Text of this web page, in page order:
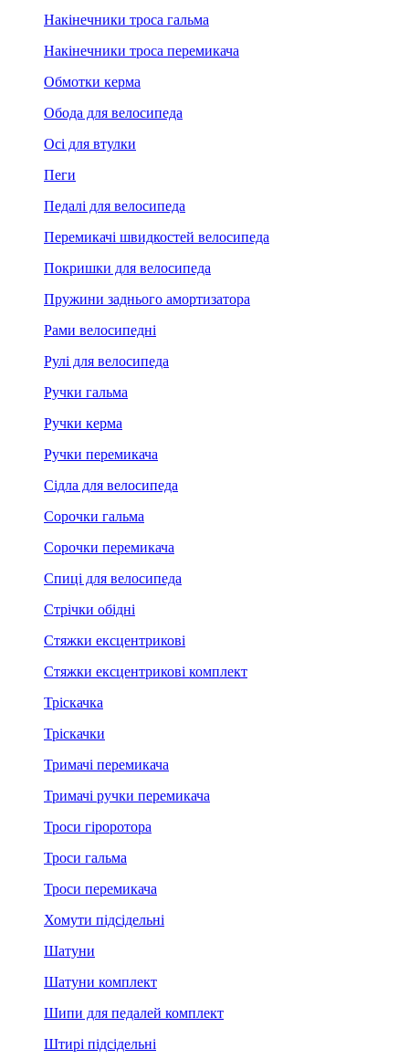
Накінечники троса гальма
Накінечники троса перемикача
Обмотки керма
Обода для велосипеда
Осі для втулки
Пеги
Педалі для велосипеда
Перемикачі швидкостей велосипеда
Покришки для велосипеда
Пружини заднього амортизатора
Рами велосипедні
Рулі для велосипеда
Ручки гальма
Ручки керма
Ручки перемикача
Сідла для велосипеда
Сорочки гальма
Сорочки перемикача
Спиці для велосипеда
Стрічки обідні
Стяжки ексцентрикові
Стяжки ексцентрикові комплект
Тріскачка
Тріскачки
Тримачі перемикача
Тримачі ручки перемикача
Троси гіроротора
Троси гальма
Троси перемикача
Хомути підсідельні
Шатуни
Шатуни комплект
Шипи для педалей комплект
Штирі підсідельні